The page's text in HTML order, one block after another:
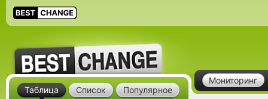
Мониторинг
Таблица Список Популярное